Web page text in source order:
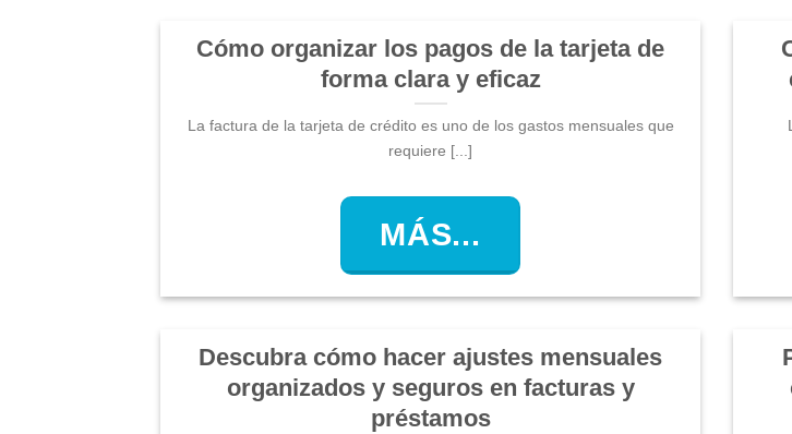
Cómo organizar los pagos de la tarjeta de
forma clara y eficaz
La factura de la tarjeta de crédito es uno de los gastos mensuales que
requiere [...]
MÁS...
Descubra cómo hacer ajustes mensuales
organizados y seguros en facturas y
préstamos